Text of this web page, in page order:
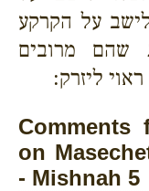
על הקרקע
מרובים
ליזרק:
Comments
on
- Mishnah 5